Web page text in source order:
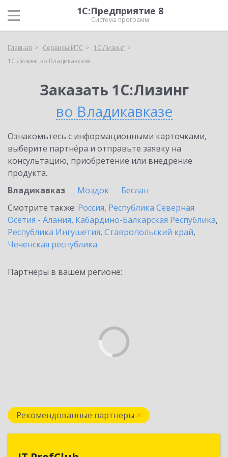
1С:Предприятие 8
Система программ
Главная Сервисы ИТС
1С:Лизинг
1С:Лизинг во Владикавказе
Заказать 1С:Лизинг
во Владикавказе
Ознакомьтесь с информационными карточками,
выберите партнёра и отправьте заявку на
консультацию, приобретение или внедрение
продукта.
Владикавказ
Моздок
Беслан
Смотрите также: Россия, Республика Северная
Осетия - Алания, Кабардино-Балкарская Республика,
Республика Ингушетия, Ставропольский край,
Чеченская республика
Партнеры в вашем регионе:
Рекомендованные партнеры